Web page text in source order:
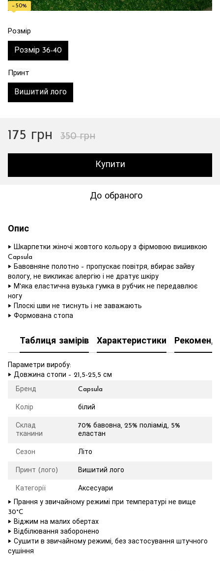
−50%
Розмір
Розмір 36-40
Принт
Вишитий лого
175 грн 350 грн
Купити
До обраного
Опис
‣ Шкарпетки жіночі жовтого кольору з фірмовою вишивкою
Capsula
‣ Бавовняне полотно – пропускає повітря, вбирає зайву
вологу, не викликає алергію і не дратує шкіру
‣ М'яка еластична вузька гумка в рубчик не передавлює
ногу
‣ Плоскі шви не тиснуть і не заважають
‣ Формована стопа
Таблиця замірів Характеристики
Параметри виробу:
‣ Довжина стопи – 21,5-25,5 см
Бренд
Capsula
Колір білий
Склад
тканини
70% бавовна, 25% поліамід, 5%
еластан
Сезон Літо
Принт (лого) Вишитий лого
Категорії
Аксесуари
‣ Прання у звичайному режимі при температурі не вище
30°C
‣ Віджим на малих обертах
‣ Відбілювання заборонено
‣ Сушити в звичайному режимі, без застосування штучного
сушіння